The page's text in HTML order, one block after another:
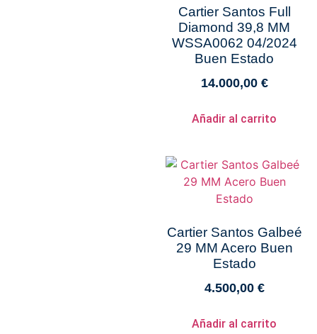
Cartier Santos Full
Diamond 39,8 MM
WSSA0062 04/2024
Buen Estado
14.000,00 €
Añadir al carrito
Cartier Santos Galbeé
29 MM Acero Buen
Estado
4.500,00 €
Añadir al carrito